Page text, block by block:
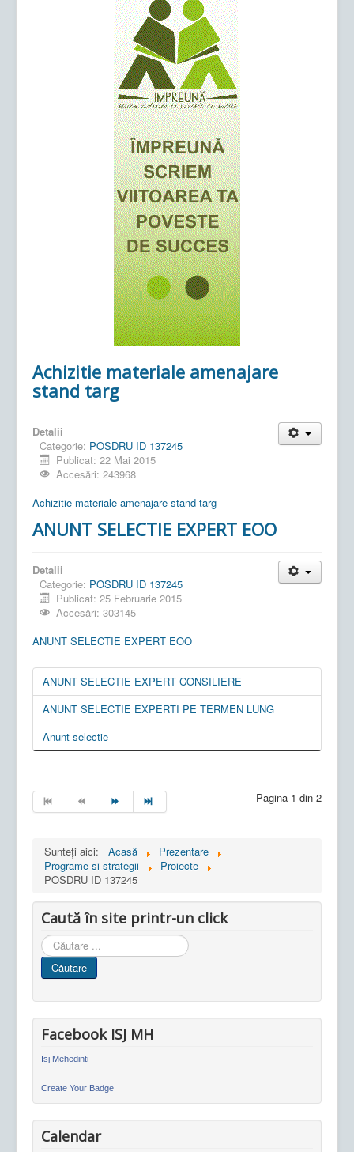
Achizitie materiale amenajare
stand targ
Detalii
Categorie: POSDRU ID 137245
Publicat: 22 Mai 2015
Accesări: 243968
Achizitie materiale amenajare stand targ
ANUNT SELECTIE EXPERT EOO
Detalii
Categorie: POSDRU ID 137245
Publicat: 25 Februarie 2015
Accesări: 303145
ANUNT SELECTIE EXPERT EOO
ANUNT SELECTIE EXPERT CONSILIERE
ANUNT SELECTIE EXPERTI PE TERMEN LUNG
Anunt selectie
Pagina 1 din 2
Sunteți aici: Acasă
Prezentare
Programe si strategii
Proiecte
POSDRU ID 137245
Caută în site printr-un click
Cauta
in
site
Căutare
Facebook ISJ MH
Isj Mehedinti
Create Your Badge
Calendar